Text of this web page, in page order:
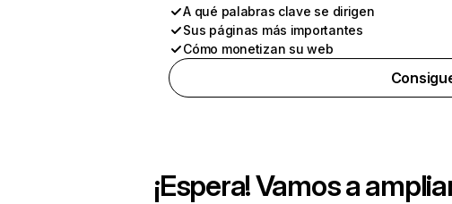
A qué palabras clave se dirigen
Sus páginas más importantes
Cómo monetizan su web
¡Espera! Vamos a